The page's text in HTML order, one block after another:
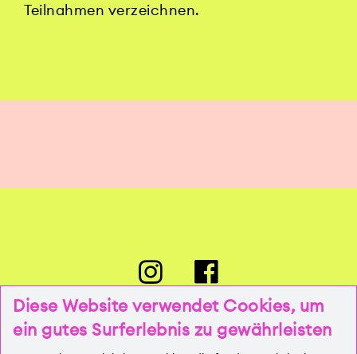
Teilnahmen verzeichnen.
Diese Website verwendet Cookies, um
ein gutes Surferlebnis zu gewährleisten